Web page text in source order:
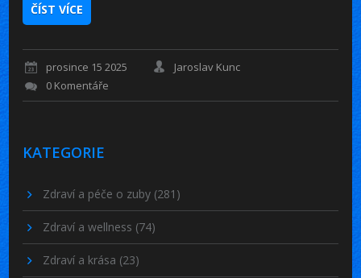
ČÍST VÍCE
prosince 15 2025
Jaroslav Kunc
0 Komentáře
KATEGORIE
Zdraví a péče o zuby (281)
Zdraví a wellness (74)
Zdraví a krása (23)